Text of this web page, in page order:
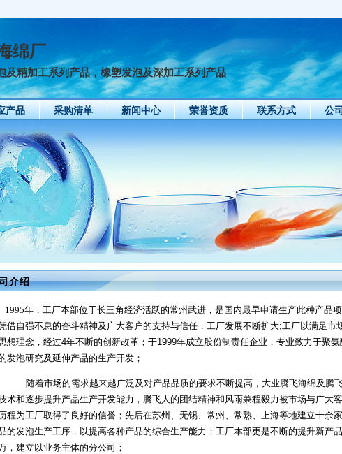
绵厂
及精加工系列产品，橡塑发泡及深加工系列产品
产品 采购清单 新闻中心 荣誉资质 联系方式 公
介绍
1995年，工厂本部位于长三角经济活跃的常州武进，是国内最早申请生产此种产品
借自强不息的奋斗精神及广大客户的支持与信任，工厂发展不断扩大;工厂以满足市
想理念，经过4年不断的创新改革；于1999年成立股份制责任企业，专业致力于聚
发泡研究及延伸产品的生产开发；
随着市场的需求越来越广泛及对产品品质的要求不断提高，大业腾飞海绵及腾
术和逐步提升产品生产开发能力，腾飞人的团结精神和风雨兼程毅力被市场与广大
程为工厂取得了良好的信誉；先后在苏州、无锡、常州、常熟、上海等地建立十余
的发泡生产工序，以提高各种产品的综合生产能力；工厂本部更是不断的提升新产
，建立以业务主体的分公司；